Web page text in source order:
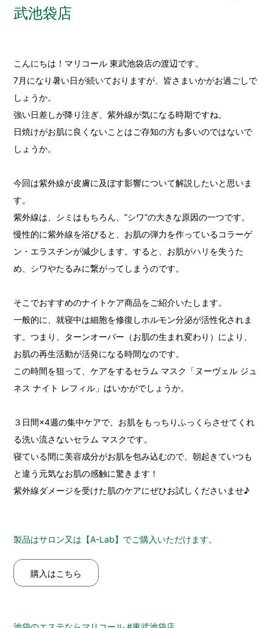
武池袋店
こんにちは！マリコール 東武池袋店の渡辺です。
7月になり暑い日が続いておりますが、皆さまいかがお過ごしで
しょうか。
強い日差しが降り注ぎ、紫外線が気になる時期ですね。
日焼けがお肌に良くないことはご存知の方も多いのではないで
しょうか。
今回は紫外線が皮膚に及ぼす影響について解説したいと思いま
す。
紫外線は、シミはもちろん、”シワ”の大きな原因の一つです。
慢性的に紫外線を浴びると、お肌の弾力を作っているコラーゲ
ン・エラスチンが減少します。すると、お肌がハリを失うた
め、シワやたるみに繋がってしまうのです。
そこでおすすめのナイトケア商品をご紹介いたします。
一般的に、就寝中は細胞を修復しホルモン分泌が活性化されま
す。つまり、ターンオーバー（お肌の生まれ変わり）により、
お肌の再生活動が活発になる時間なのです。
この時間を狙って、ケアをするセラム マスク「ヌーヴェル ジュ
ネス ナイト レフィル」はいかがでしょうか。
３日間×4週の集中ケアで、お肌をもっちりふっくらさせてくれ
る洗い流さないセラム マスクです。
寝ている間に美容成分がお肌を包み込むので、朝起きていつも
と違う元気なお肌の感触に驚きます！
紫外線ダメージを受けた肌のケアにぜひお試しくださいませ♪
製品はサロン又は【A-Lab】でご購入いただけます。
購入はこちら